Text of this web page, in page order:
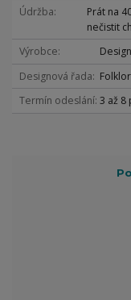
Údržba
Prát na
nečistit
Výrobce
Designová řada
Folklor
Termín odeslání 3 až 8